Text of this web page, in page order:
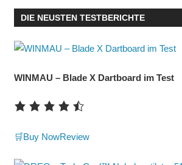
DIE NEUSTEN TESTBERICHTE
WINMAU – Blade X Dartboard im Test
🛒Buy NowReview